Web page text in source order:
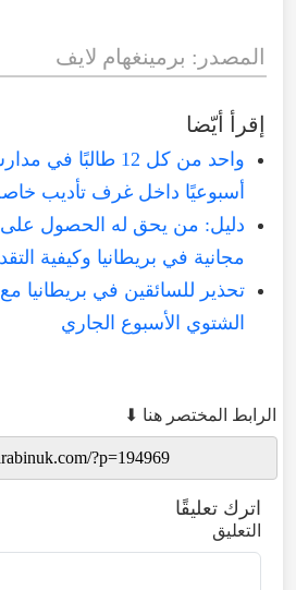
المصدر: برمينغهام لايف
إقرأ أيّضا
واحد من كل 12
أسبوعيًا داخل غرف تأديب
دليل: من يحق له الحصول على
مجانية في بريطانيا وكيفية
تحذير للسائقين في بريطانيا
الشتوي الأسبوع الجاري
الرابط المختصر هنا ⬇
اترك تعليقًا
التعليق